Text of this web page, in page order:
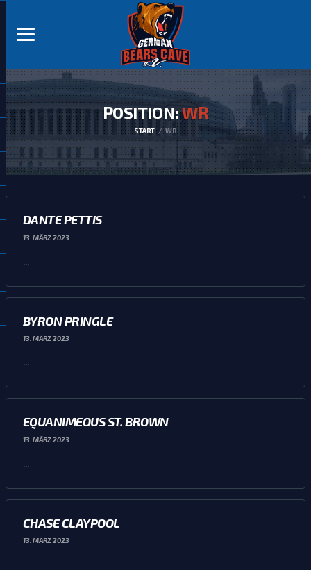
POSITION:WR
START WR
DANTE PETTIS
13. MÄRZ 2023
...
BYRON PRINGLE
13. MÄRZ 2023
...
EQUANIMEOUS ST. BROWN
13. MÄRZ 2023
...
CHASE CLAYPOOL
13. MÄRZ 2023
...